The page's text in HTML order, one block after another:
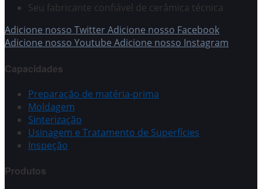
Seu fabricante confiável de cerâmica técnica
Adicione nosso TwitterAdicione nosso Facebook
Adicione nosso Youtube Adicione nosso Instagram
Capacidades
Preparação de matéria-prima
Moldagem
Sinterização
Usinagem e Tratamento de Superfícies
Inspeção
Produtos